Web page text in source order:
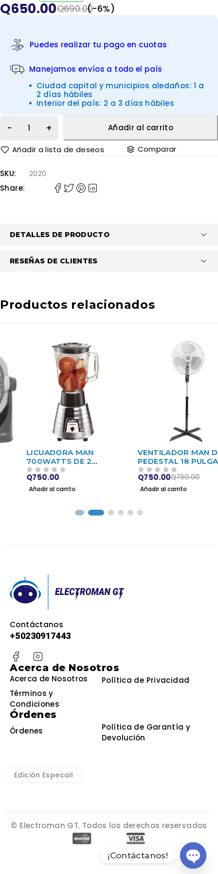
Q690.00
Q650.00 (-6%)
Puedes realizar tu pago en cuotas
Manejamos envíos a todo el país
Ciudad capital y municipios aledaños: 1 a
2 días hábiles
Interior del país: 2 a 3 días hábiles
Añadir al carrito
Comparar
SKU:
2020
Share:
DETALLES DE PRODUCTO
RESEÑAS DE CLIENTES
Productos relacionados
LICUADORA MAN
700WATTS DE 2
VELOCIDADES VASO DE
VIDRIO
750.00
Añadir al carrito
VENTILADOR MAN DE
PEDESTAL 18 PULGADAS
Q790.00
750.00
Añadir al carrito
Contáctanos
+50230917443
Acerca de Nosotros
Acerca de Nosotros
Política de Privacidad
Términos y
Condiciones
Órdenes
Órdenes
Política de Garantía y
Devolución
Edición Especail
© Electroman GT. Todos los derechos reservados
¡Contáctanos!